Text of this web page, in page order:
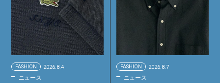
FASHION 2026.8.4
ニュース
FASHION 2026.8.7
ニュース